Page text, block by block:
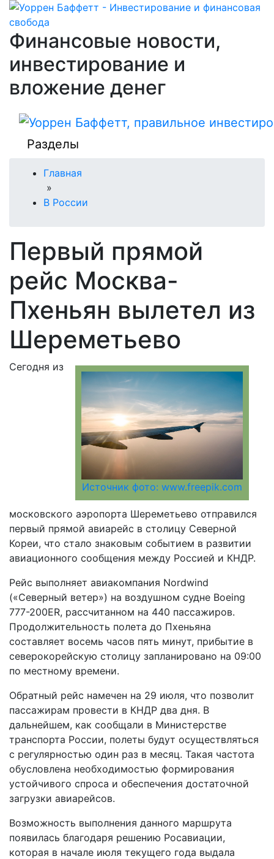
Финансовые новости,
инвестирование и
вложение денег
Разделы
Главная
»
В России
Первый прямой
рейс Москва-
Пхеньян вылетел из
Шереметьево
Источник фото: www.freepik.com
Сегодня из
московского аэропорта Шереметьево отправился
первый прямой авиарейс в столицу Северной
Кореи, что стало знаковым событием в развитии
авиационного сообщения между Россией и КНДР.
Рейс выполняет авиакомпания Nordwind
(«Северный ветер») на воздушном судне Boeing
777-200ER, рассчитанном на 440 пассажиров.
Продолжительность полета до Пхеньяна
составляет восемь часов пять минут, прибытие в
северокорейскую столицу запланировано на 09:00
по местному времени.
Обратный рейс намечен на 29 июля, что позволит
пассажирам провести в КНДР два дня. В
дальнейшем, как сообщали в Министерстве
транспорта России, полеты будут осуществляться
с регулярностью один раз в месяц. Такая частота
обусловлена необходимостью формирования
устойчивого спроса и обеспечения достаточной
загрузки авиарейсов.
Возможность выполнения данного маршрута
появилась благодаря решению Росавиации,
которая в начале июля текущего года выдала